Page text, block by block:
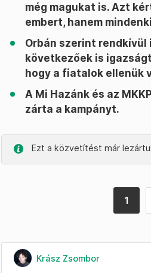
még magukat is. Azt
embert, hanem
Orbán szerint rendkívül
következőek is
hogy a fiatalok ellenük
A Mi Hazánk és az
zárta a kampányt.
Ezt a közvetítést már
1
Krász Zsombor